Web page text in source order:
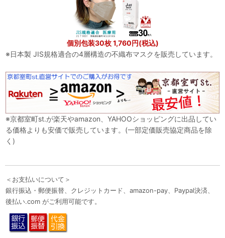
個別包装30枚 1,760円(税込)
※日本製 JIS規格適合の4層構造の不織布マスクを販売しています。
※京都室町st.が楽天やamazon、YAHOOショッピングに出品してい
る価格よりも安価で販売しています。(一部定価販売協定商品を除
く)
＜お支払いについて＞
銀行振込・郵便振替、クレジットカード、amazon-pay、Paypal決済、
後払い.com がご利用可能です。